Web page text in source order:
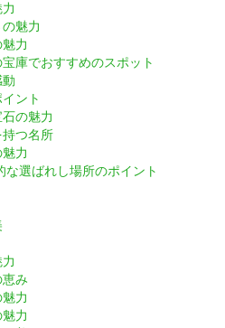
魅力
力
庫でおすすめのスポット
ント
の魅力
つ名所
力
選ばれし場所のポイント
み
力
力